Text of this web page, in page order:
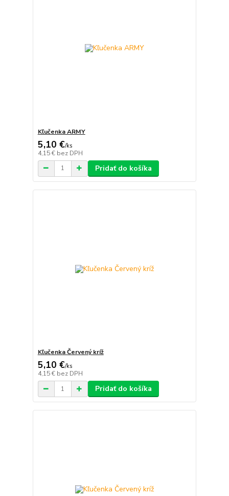
Kľučenka ARMY
5,10 €/ks
4,15 € bez DPH
Pridať do košíka
Kľučenka Červený kríž
5,10 €/ks
4,15 € bez DPH
Pridať do košíka